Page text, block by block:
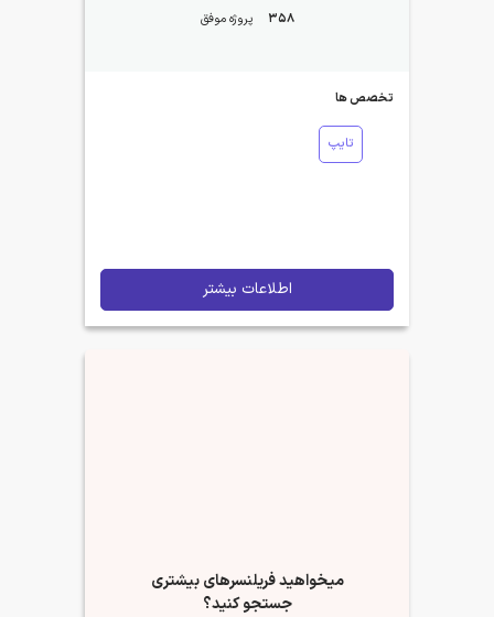
358 پروژه موفق
تخصص ها
تایپ
اطلاعات بیشتر
میخواهید فریلنسرهای بیشتری
جستجو کنید؟